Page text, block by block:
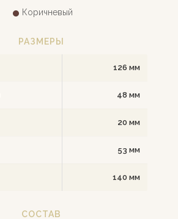
Коричневый
РАЗМЕРЫ
126 мм
48 мм
20 мм
53 мм
140 мм
СОСТАВ